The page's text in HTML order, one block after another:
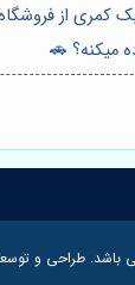
کمری از
میکنه؟ 🚗
باشد. طراحی و